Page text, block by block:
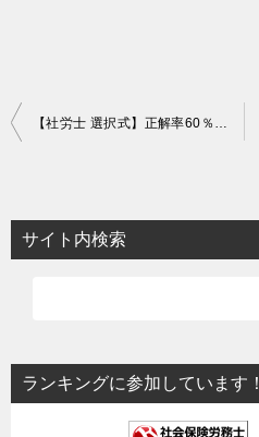
投
ビ
ゲ
ョ
ン
サイト内検索
ランキングに参加しています！